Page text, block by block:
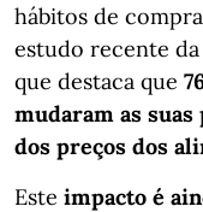
hábitos de
estudo recente
que destaca que
mudaram as
dos preços dos
Este impacto é